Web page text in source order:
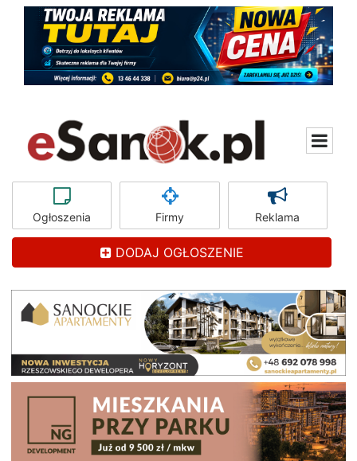
Ogłoszenia Firmy Reklama
DODAJ OGŁOSZENIE